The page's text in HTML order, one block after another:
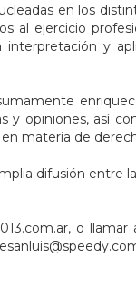
en los
al ejercicio
y
y opiniones, así
materia de
difusión entre
o llamar